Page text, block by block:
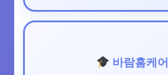
바람홈케어